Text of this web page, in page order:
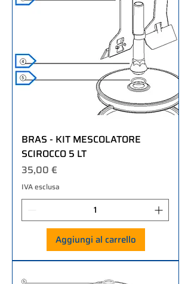
BRAS - KIT MESCOLATORE
SCIROCCO 5 LT
Prezzo
35,00 €
IVA esclusa
Aggiungi al carrello